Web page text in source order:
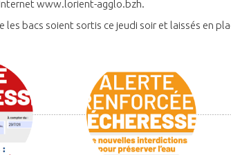
www.lorient-agglo.bzh.
bacs soient sortis ce jeudi soir et laissés en